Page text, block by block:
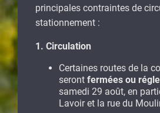
principales contraintes de
stationnement :
1. Circulation
Certaines routes de la
seront fermées ou
samedi 29 août, en
Lavoir et la rue du